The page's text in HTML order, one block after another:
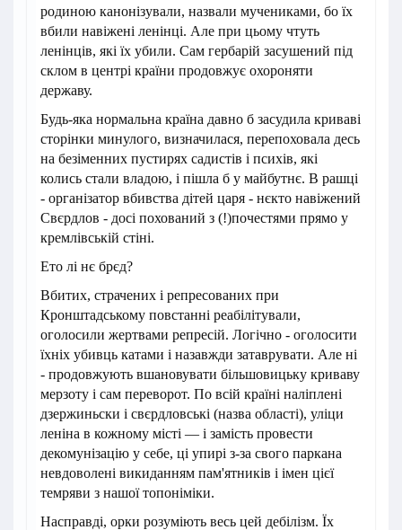
родиною канонізували, назвали мучениками, бо їх
вбили навіжені ленінці. Але при цьому чтуть
ленінців, які їх убили. Сам гербарій засушений під
склом в центрі країни продовжує охороняти
державу.
Будь-яка нормальна країна давно б засудила криваві
сторінки минулого, визначилася, перепоховала десь
на безіменних пустирях садистів і психів, які
колись стали владою, і пішла б у майбутнє. В рашці
- організатор вбивства дітей царя - нєкто навіжений
Свєрдлов - досі похований з (!)почестями прямо у
кремлівській стіні.
Ето лі нє брєд?
Вбитих, страчених і репресованих при
Кронштадському повстанні реабілітували,
оголосили жертвами репресій. Логічно - оголосити
їхніх убивць катами і назавжди затаврувати. Але ні
- продовжують вшановувати більшовицьку криваву
мерзоту і сам переворот. По всій країні наліплені
дзержиньски і свєрдловські (назва області), уліци
леніна в кожному місті — і замість провести
декомунізацію у себе, ці упирі з-за свого паркана
невдоволені викиданням пам'ятників і імен цієї
темряви з нашої топоніміки.
Насправді, орки розуміють весь цей дебілізм. Їх